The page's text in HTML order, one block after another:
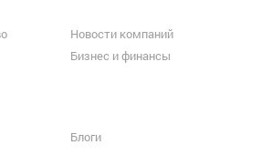
Новости компаний
Бизнес и финансы
Блоги